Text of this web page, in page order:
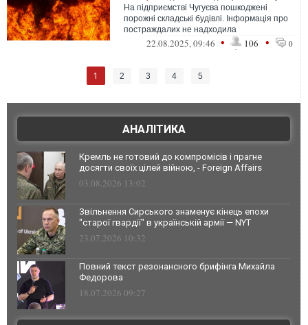
На підприємстві Чугуєва пошкоджені
порожні складські будівлі. Інформація про
постраждалих не надходила
22.08.2025, 09:46 • 106 • 0
1 2 3 4 5
АНАЛІТИКА
Кремль не готовий до компромісів і прагне
досягти своїх цілей війною, - Foreign Affairs
03.08.2026 13:02
Звільнення Сирського знаменує кінець епохи
"старої гвардії" в українській армії — NYT
23.07.2026 10:32
Повний текст резонансного брифінга Михайла
Федорова
18.07.2026 09:27